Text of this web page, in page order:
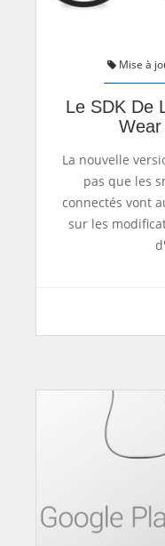
Mise à
Le SDK De
La nouvelle
pas que les
connectés vont
sur les